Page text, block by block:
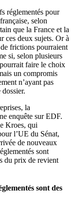
réglementés pour
selon
que la France et la
ces deux sujets. Or à
frictions pourraient
si, selon plusieurs
faire le choix
un compromis
n’ayant pas
la
enquête sur EDF.
Kroes, qui
l’UE du Sénat,
de nouveaux
sont
du prix de revient
sont des